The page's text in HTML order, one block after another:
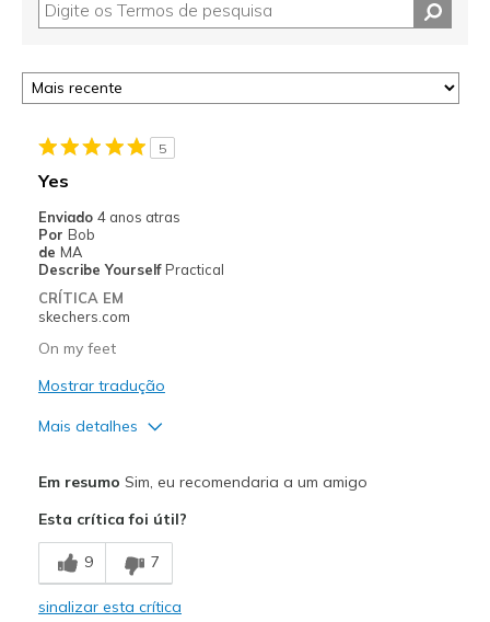
5
Yes
Enviado 4 anos atras
Por Bob
de MA
Describe Yourself Practical
CRÍTICA EM
skechers.com
On my feet
Mostrar tradução
Mais detalhes
Comfortable
Stylish
Em resumo Sim, eu recomendaria a um amigo
Esta crítica foi útil?
9 7
sinalizar esta crítica